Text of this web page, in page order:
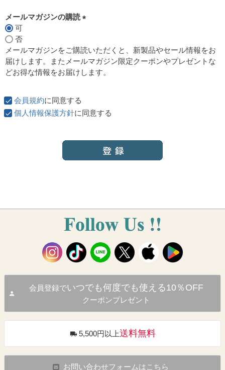
メールマガジンの購読
須
)
可
否
メールマガジンをご購読いただくと、新製品やセール情報をお
届けします。またメールマガジン限定クーポンやプレゼントな
どお得な情報をお届けします。
会員規約に同意する
個人情報保護方針に同意する
会員登録でいつでも何度でも使える10％OFF
クーポンプレゼント
5,500円以上送料無料
お問い合わせフォームはこちら